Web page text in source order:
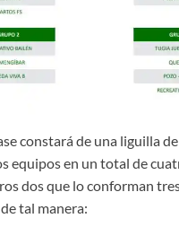
constará de una liguilla
equipos en un total de
dos que lo conforman
tal manera: